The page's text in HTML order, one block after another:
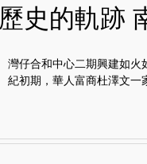
歷史的軌跡
灣仔合和中心二期興建如火
紀初期，華人富商杜澤文一